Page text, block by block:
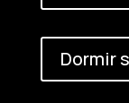
Dormir